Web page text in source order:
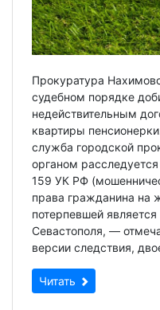
Прокуратура
судебном порядке
недействительным
квартиры
служба городской
органом
159 УК РФ
права гражданина на
потерпевшей
Севастополя, —
версии следствия,
Читать